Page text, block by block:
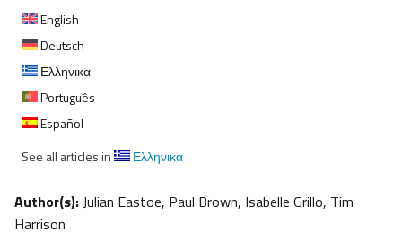
English
Deutsch
Ελληνικα
Português
Español
See all articles in
Ελληνικα
Author(s):Julian Eastoe, Paul Brown, Isabelle Grillo, Tim
Harrison